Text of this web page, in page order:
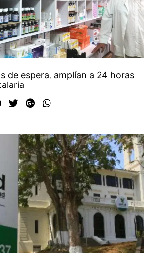
de espera, amplían a 24 horas